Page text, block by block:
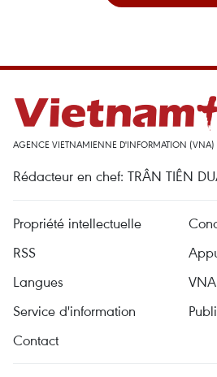
AGENCE VIETNAMIENNE D'INFORMATION (VNA)
Rédacteur en chef: TRÂN TIÊN
Propriété intellectuelle
RSS
Langues
VNA
Service d'information
Contact